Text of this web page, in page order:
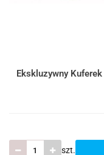
Ekskluzywny
szt.